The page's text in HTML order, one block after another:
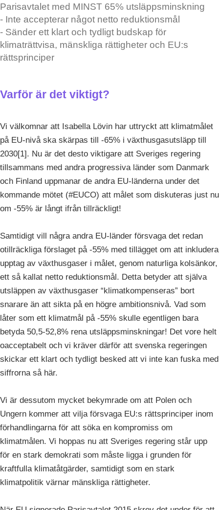
Parisavtalet med MINST 65% utsläppsminskning
- Inte accepterar något netto reduktionsmål
- Sänder ett klart och tydligt budskap för
klimaträttvisa, mänskliga rättigheter och EU:s
rättsprinciper
Varför är det viktigt?
Vi välkomnar att Isabella Lövin har uttryckt att klimatmålet
på EU-nivå ska skärpas till -65% i växthusgasutsläpp till
2030[1]. Nu är det desto viktigare att Sveriges regering
tillsammans med andra progressiva länder som Danmark
och Finland uppmanar de andra EU-länderna under det
kommande mötet (#EUCO) att målet som diskuteras just nu
om -55% är långt ifrån tillräckligt!
Samtidigt vill några andra EU-länder försvaga det redan
otillräckliga förslaget på -55% med tillägget om att inkludera
upptag av växthusgaser i målet, genom naturliga kolsänkor,
ett så kallat netto reduktionsmål. Detta betyder att själva
utsläppen av växthusgaser “klimatkompenseras” bort
snarare än att sikta på en högre ambitionsnivå. Vad som
låter som ett klimatmål på -55% skulle egentligen bara
betyda 50,5-52,8% rena utsläppsminskningar! Det vore helt
oacceptabelt och vi kräver därför att svenska regeringen
skickar ett klart och tydligt besked att vi inte kan fuska med
siffrorna så här.
Vi är dessutom mycket bekymrade om att Polen och
Ungern kommer att vilja försvaga EU:s rättsprinciper inom
förhandlingarna för att söka en kompromiss om
klimatmålen. Vi hoppas nu att Sveriges regering står upp
för en stark demokrati som måste ligga i grunden för
kraftfulla klimatåtgärder, samtidigt som en stark
klimatpolitik värnar mänskliga rättigheter.